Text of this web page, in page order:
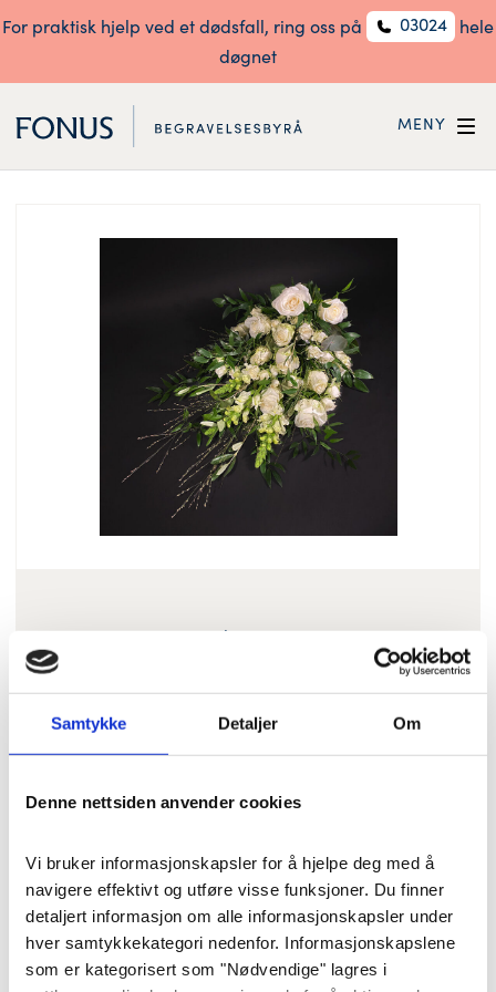
Samtykke Detaljer Om
Denne nettsiden anvender cookies
Vi bruker informasjonskapsler for å hjelpe deg med å
navigere effektivt og utføre visse funksjoner. Du finner
detaljert informasjon om alle informasjonskapsler under
hver samtykkekategori nedenfor. Informasjonskapslene
som er kategorisert som "Nødvendige" lagres i
For praktisk hjelp ved et dødsfall, ring oss på 03024
hele
døgnet
MENY
Bårebukett «Stilrent og
klassisk» str. L
med vakre vegetative blomster, som
bånd.
Pris: 1200 kr Varenummer: 8375